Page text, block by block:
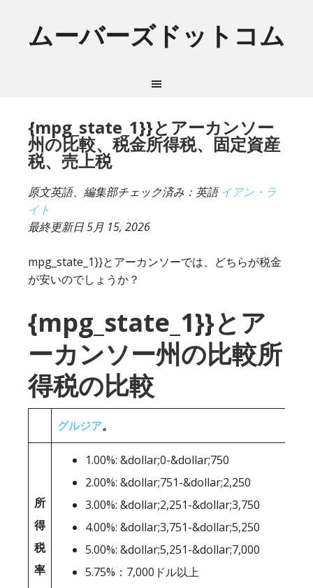
ムーバーズドットコム
{mpg_state_1}}とアーカンソー
州の比較、税金所得税、固定資産
税、売上税
原文英語、編集部チェック済み：英語イアン・ラ
イト
最終更新日5月 15, 2026
mpg_state_1}}とアーカンソーでは、どちらが税金
が安いのでしょうか？
{mpg_state_1}}とア
ーカンソー州の比較所
得税の比較
グルジア。
所
得
税
率
1.00%: &dollar;0-&dollar;750
2.00%: &dollar;751-&dollar;2,250
3.00%: &dollar;2,251-&dollar;3,750
4.00%: &dollar;3,751-&dollar;5,250
5.00%: &dollar;5,251-&dollar;7,000
5.75%：7,000ドル以上